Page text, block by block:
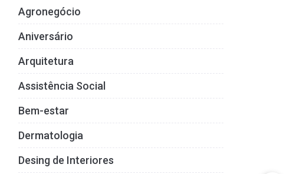
Agronegócio
Aniversário
Arquitetura
Assistência Social
Bem-estar
Dermatologia
Desing de Interiores